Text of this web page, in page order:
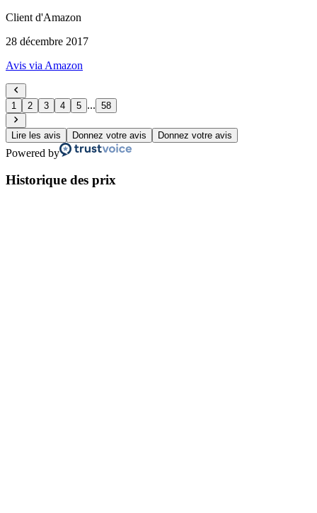
Client d'Amazon
28 décembre 2017
Avis via Amazon
1 2 3 4 5 ... 58
Lire les avis Donnez votre avis Donnez votre avis
Powered by
Historique des prix